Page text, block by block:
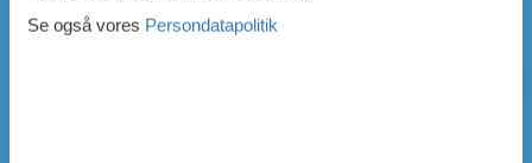
Se også vores Persondatapolitik